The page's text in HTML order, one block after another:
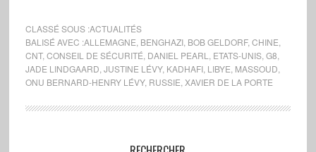
CLASSÉ SOUS :ACTUALITÉS
BALISÉ AVEC :ALLEMAGNE BENGHAZI, BOB GELDORF, CHINE
CNT, CONSEIL DE SÉCURITÉ DANIEL PEARL ETATS-UNIS, G8
JADE LINDGAARD JUSTINE LÉVY, KADHAFI, LIBYE MASSOUD
ONU BERNARD-HENRY LÉVY, RUSSIE XAVIER DE LA PORTE